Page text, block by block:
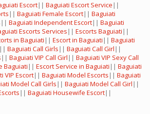
Escort|| Baguiati Escort Service ||
|| Baguiati Female Escort|| Baguiati
|| Baguiati Independent Escort|| Baguiati
Escorts Services || Escorts Baguiati ||
in Baguiati || Escort in Baguiati || Baguiati
|| Baguiati Call Girls || Baguiati Call Girl ||
|| Baguiati VIP Call Girl || Baguiati VIP Sexy Call
Baguiati || Escort Service in Baguiati || Baguiati
VIP Escort|| Baguiati Model Escorts || Baguiati
Model Call Girls || Baguiati Model Call Girl ||
|| Baguiati Housewife Escort||